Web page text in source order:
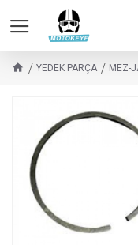
YEDEK PARÇA MEZ-